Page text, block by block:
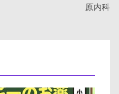
原内科